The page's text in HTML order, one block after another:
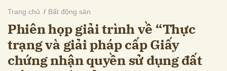
Trang chủ Bất động sản
Phiên họp giải trình về “Thực
trạng và giải pháp cấp Giấy
chứng nhận quyền sử dụng đất
Hủy